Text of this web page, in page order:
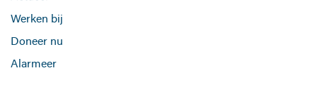
Werken bij
Doneer nu
Alarmeer